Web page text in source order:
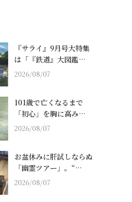
『サライ』9月号大特集
は「『鉄道』大図鑑…
2026/08/07
101歳で亡くなるまで
「初心」を胸に高み…
2026/08/07
お盆休みに肝試しならぬ
「幽霊ツアー」。“…
2026/08/07